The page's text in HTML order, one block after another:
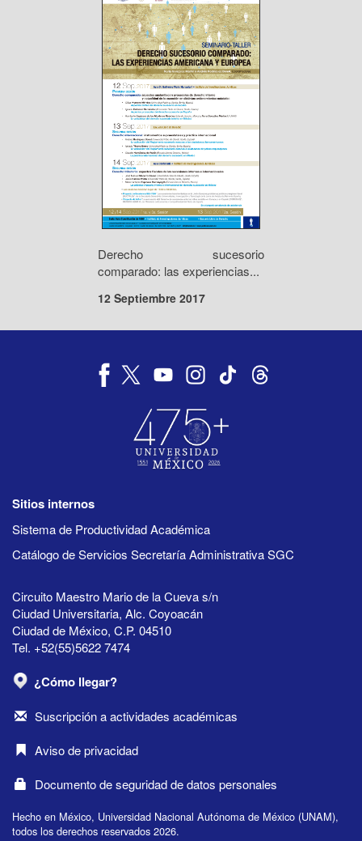
Derecho sucesorio
comparado: las experiencias...
12 Septiembre 2017
Sitios internos
Sistema de Productividad Académica
Catálogo de Servicios Secretaría Administrativa SGC
Circuito Maestro Mario de la Cueva s/n
Ciudad Universitaria, Alc. Coyoacán
Ciudad de México, C.P. 04510
Tel. +52(55)5622 7474
¿Cómo llegar?
Suscripción a actividades académicas
Aviso de privacidad
Documento de seguridad de datos personales
Hecho en México, Universidad Nacional Autónoma de México (UNAM),
todos los derechos reservados 2026.